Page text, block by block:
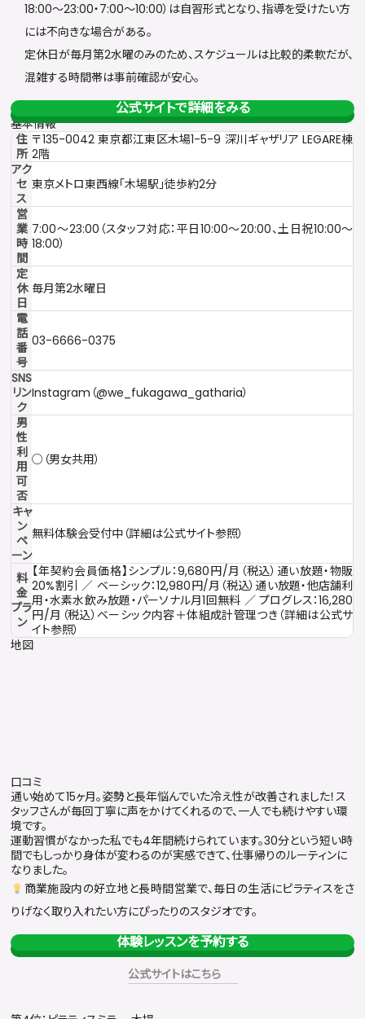
18:00〜23:00・7:00〜10:00）は自習形式となり、指導を受けたい方
には不向きな場合がある。
定休日が毎月第2水曜のみのため、スケジュールは比較的柔軟だが、
混雑する時間帯は事前確認が安心。
公式サイトで詳細をみる
基本情報
住
所
〒135-0042 東京都江東区木場1-5-9 深川ギャザリア LEGARE棟
2階
アク
セ
ス
東京メトロ東西線「木場駅」徒歩約2分
営
業
時
間
7:00〜23:00（スタッフ対応：平日10:00〜20:00、土日祝10:00〜
18:00）
定
休
日
毎月第2水曜日
電
話
番
号
03-6666-0375
SNS
リン
ク
Instagram（@we_fukagawa_gatharia）
男
性
利
用
可
否
○（男女共用）
キャ
ン
ペ
ーン
無料体験会受付中（詳細は公式サイト参照）
料
金
プラ
ン
【年契約会員価格】シンプル：9,680円/月（税込）通い放題・物販
20%割引 ／ ベーシック：12,980円/月（税込）通い放題・他店舗利
用・水素水飲み放題・パーソナル月1回無料 ／ プログレス：16,280
円/月（税込）ベーシック内容＋体組成計管理つき（詳細は公式サ
イト参照）
地図
口コミ
通い始めて15ヶ月。姿勢と長年悩んでいた冷え性が改善されました！ス
タッフさんが毎回丁寧に声をかけてくれるので、一人でも続けやすい環
境です。
運動習慣がなかった私でも4年間続けられています。30分という短い時
間でもしっかり身体が変わるのが実感できて、仕事帰りのルーティンに
なりました。
商業施設内の好立地と長時間営業で、毎日の生活にピラティスをさ
りげなく取り入れたい方にぴったりのスタジオです。
体験レッスンを予約する
公式サイトはこちら